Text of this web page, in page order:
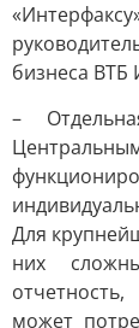
бизнеса ВТБ
–
Для
них
может